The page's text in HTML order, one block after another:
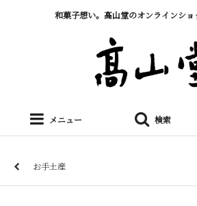
和菓子想い。髙山堂のオンラインシ
メニュー 検索
お手土産